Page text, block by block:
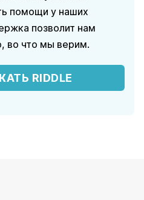
помощи у наших
позволит нам
во что мы верим.
RIDDLE